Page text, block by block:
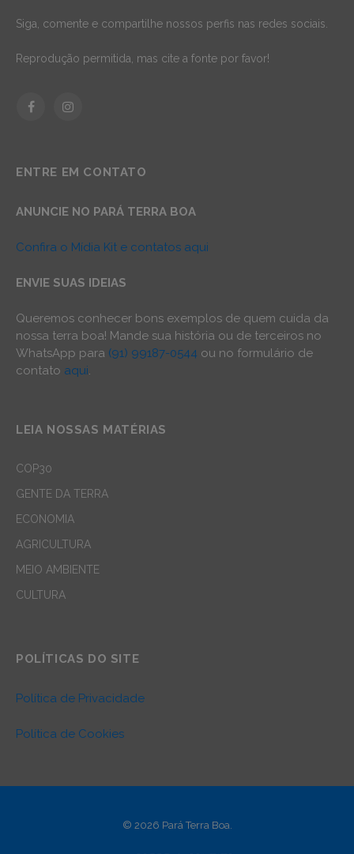
Siga, comente e compartilhe nossos perfis nas redes sociais.
Reprodução permitida, mas cite a fonte por favor!
FacebookInstagram
ENTRE EM CONTATO
ANUNCIE NO PARÁ TERRA BOA
Confira o Mídia Kit e contatos aqui
ENVIE SUAS IDEIAS
Queremos conhecer bons exemplos de quem cuida da
nossa terra boa! Mande sua história ou de terceiros no
WhatsApp para (91) 99187-0544 ou no formulário de
contato aqui.
LEIA NOSSAS MATÉRIAS
COP30
GENTE DA TERRA
ECONOMIA
AGRICULTURA
MEIO AMBIENTE
CULTURA
POLÍTICAS DO SITE
Política de Privacidade
Política de Cookies
© 2026 Pará Terra Boa.